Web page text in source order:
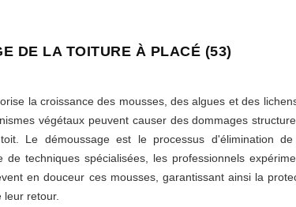
DE LA TOITURE À PLACÉ (53)
la croissance des mousses, des algues et des
végétaux peuvent causer des dommages
Le démoussage est le processus d'élimination
de techniques spécialisées, les professionnels
en douceur ces mousses, garantissant ainsi la
retour.